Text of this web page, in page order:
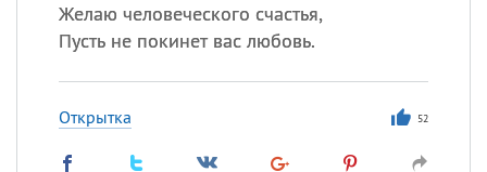
Желаю человеческого счастья,
Пусть не покинет вас любовь.
Открытка 52